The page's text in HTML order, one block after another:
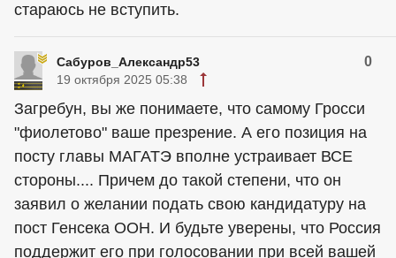
стараюсь не вступить.
Сабуров_Александр53 0
19 октября 2025 05:38
Загребун, вы же понимаете, что самому Гросси
"фиолетово" ваше презрение. А его позиция на
посту главы МАГАТЭ вполне устраивает ВСЕ
стороны.... Причем до такой степени, что он
заявил о желании подать свою кандидатуру на
пост Генсека ООН. И будьте уверены, что Россия
поддержит его при голосовании при всей вашей